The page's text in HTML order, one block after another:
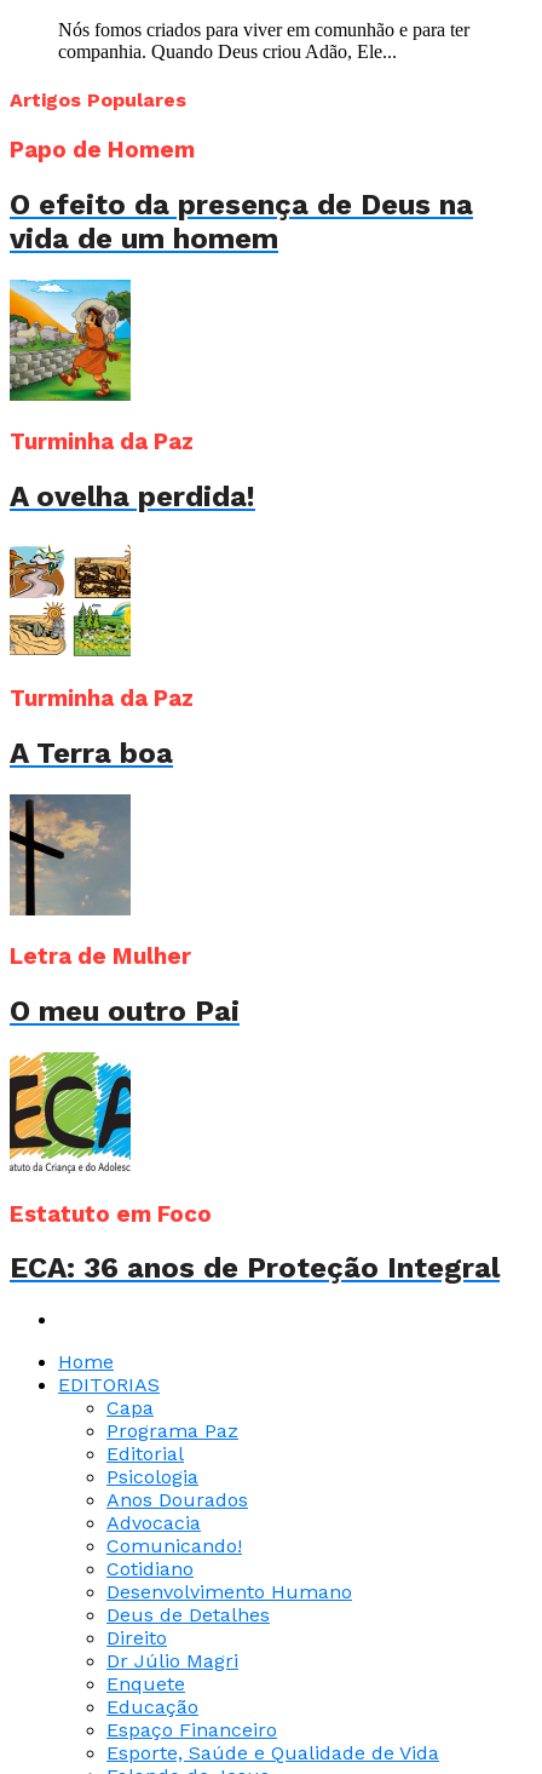
Nós fomos criados para viver em comunhão e para ter
companhia. Quando Deus criou Adão, Ele...
Artigos Populares
Papo de Homem
O efeito da presença de Deus na
vida de um homem
Turminha da Paz
A ovelha perdida!
Turminha da Paz
A Terra boa
Letra de Mulher
O meu outro Pai
Estatuto em Foco
ECA: 36 anos de Proteção Integral
Home
EDITORIAS
Capa
Programa Paz
Editorial
Psicologia
Anos Dourados
Advocacia
Comunicando!
Cotidiano
Desenvolvimento Humano
Deus de Detalhes
Direito
Dr Júlio Magri
Enquete
Educação
Espaço Financeiro
Esporte, Saúde e Qualidade de Vida